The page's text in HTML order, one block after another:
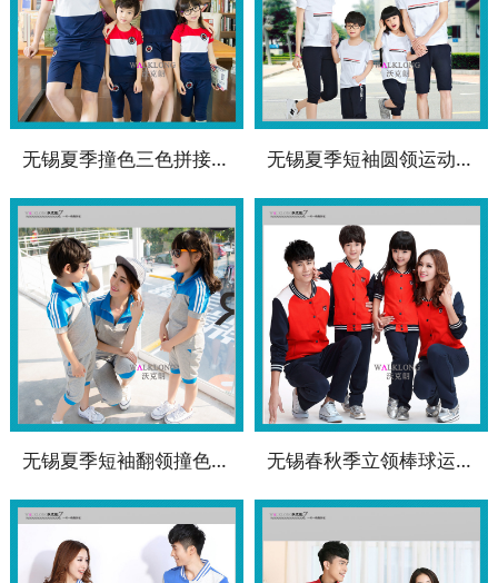
无锡夏季撞色三色拼接圆领短袖运动校服WK-SC5912 无锡夏季短袖圆领运动校服WK-SC5911
无锡夏季短袖翻领撞色套装运动校服WK-SC5909 无锡春秋季立领棒球运动校服WK-SC5906